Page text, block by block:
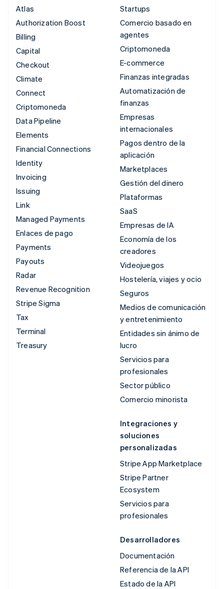
Atlas
Authorization Boost
Billing
Capital
Checkout
Climate
Connect
Criptomoneda
Data Pipeline
Elements
Financial Connections
Identity
Invoicing
Issuing
Link
Managed Payments
Enlaces de pago
Payments
Payouts
Radar
Revenue Recognition
Stripe Sigma
Tax
Terminal
Treasury
Startups
Comercio basado en
agentes
Criptomoneda
E-commerce
Finanzas integradas
Automatización de
finanzas
Empresas
internacionales
Pagos dentro de la
aplicación
Marketplaces
Gestión del dinero
Plataformas
SaaS
Empresas de IA
Economía de los
creadores
Videojuegos
Hostelería, viajes y ocio
Seguros
Medios de comunicación
y entretenimiento
Entidades sin ánimo de
lucro
Servicios para
profesionales
Sector público
Comercio minorista
Integraciones y
soluciones
personalizadas
Stripe App Marketplace
Stripe Partner
Ecosystem
Servicios para
profesionales
Desarrolladores
Documentación
Referencia de la API
Estado de la API